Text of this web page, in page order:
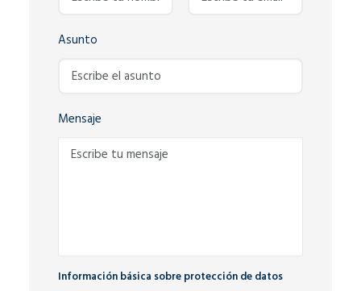
Asunto
Mensaje
Información básica sobre protección de datos